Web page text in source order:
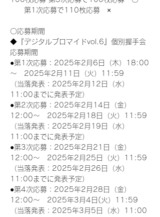
第1次応募で110枚応募　×
〇応募期間
◆『デジタルブロマイドvol.6』個別握手会
応募期間
●第1次応募：2025年2月6日（木）18:00
～　2025年2月11日（火）11:59
（当落発表：2025年2月12日（水）
11:00までに発表予定）
●第2次応募：2025年2月14日（金）
12:00～　2025年2月18日（火）11:59
（当落発表：2025年2月19日（水）
11:00までに発表予定）
●第3次応募：2025年2月21日（金）
12:00～　2025年2月25日（火）11:59
（当落発表：2025年2月26日（水）
11:00までに発表予定）
●第4次応募：2025年2月28日（金）
12:00～　2025年3月4日(火）11:59
（当落発表：2025年3月5日（水）11:00